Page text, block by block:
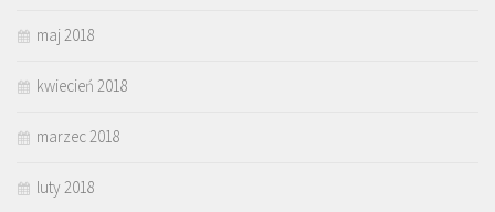
maj 2018
kwiecień 2018
marzec 2018
luty 2018